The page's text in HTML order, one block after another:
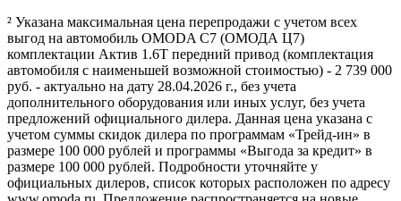
² Указана максимальная цена перепродажи с учетом всех
выгод на автомобиль OMODA C7 (ОМОДА Ц7)
комплектации Актив 1.6T передний привод (комплектация
автомобиля с наименьшей возможной стоимостью) - 2 739 000
руб. - актуально на дату 28.04.2026 г., без учета
дополнительного оборудования или иных услуг, без учета
предложений официального дилера. Данная цена указана с
учетом суммы скидок дилера по программам «Трейд-ин» в
размере 100 000 рублей и программы «Выгода за кредит» в
размере 100 000 рублей. Подробности уточняйте у
официальных дилеров, список которых расположен по адресу